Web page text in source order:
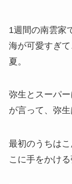
1週間の南雲家
海が可愛すぎ
夏。
弥生とスーパ
が言って、弥
最初のうちは
こに手をかける